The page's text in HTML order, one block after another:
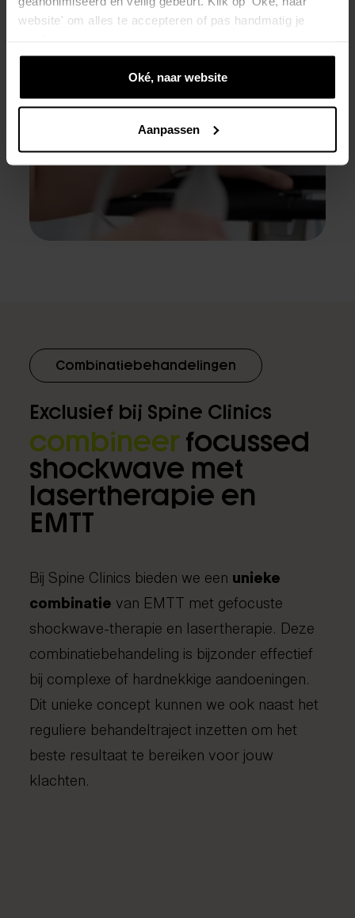
website' om alles te accepteren of pas handmatig je
Oké, naar website
Aanpassen
Combinatiebehandelingen
Exclusief bij Spine Clinics
combineerfocussed
shockwave met
lasertherapie en
EMTT
Bij Spine Clinics bieden we een unieke
combinatie van EMTT met gefocuste
shockwave-therapie en lasertherapie. Deze
combinatiebehandeling is bijzonder effectief
bij complexe of hardnekkige aandoeningen.
Dit unieke concept kunnen we ook naast het
reguliere behandeltraject inzetten om het
beste resultaat te bereiken voor jouw
klachten.